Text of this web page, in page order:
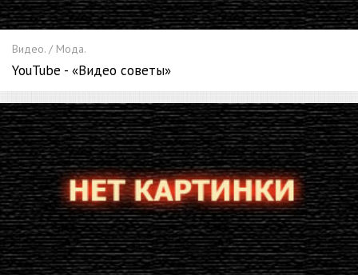
Видео. / Мода.
YouTube - «Видео советы»